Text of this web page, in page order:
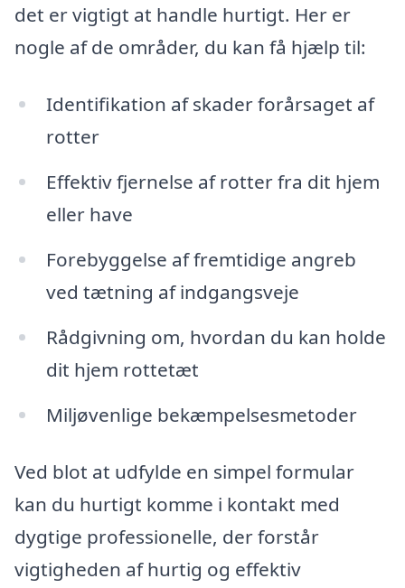
det er vigtigt at handle hurtigt. Her er
nogle af de områder, du kan få hjælp til:
Identifikation af skader forårsaget af
rotter
Effektiv fjernelse af rotter fra dit hjem
eller have
Forebyggelse af fremtidige angreb
ved tætning af indgangsveje
Rådgivning om, hvordan du kan holde
dit hjem rottetæt
Miljøvenlige bekæmpelsesmetoder
Ved blot at udfylde en simpel formular
kan du hurtigt komme i kontakt med
dygtige professionelle, der forstår
vigtigheden af hurtig og effektiv